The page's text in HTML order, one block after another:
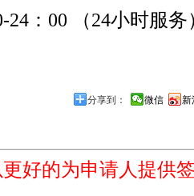
24：00 （24小时服务
分享到： 微信 新
好的为申请人提供